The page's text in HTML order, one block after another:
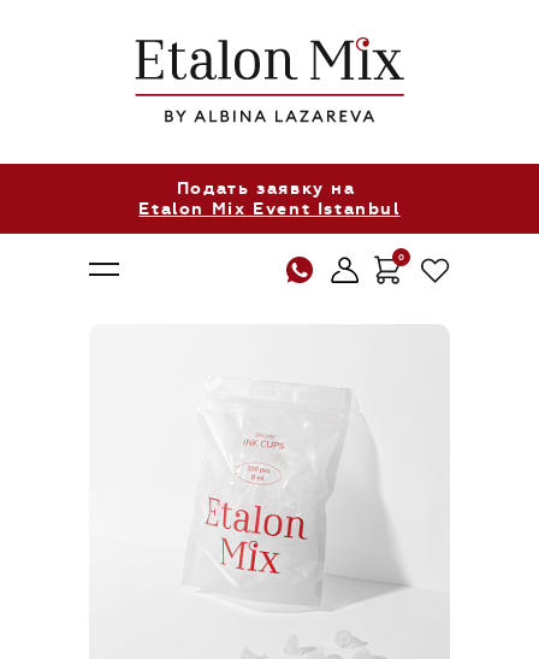
Подать заявку на
Etalon Mix Event Istanbul
0
О нас
Продукция
Где купить
Обучение